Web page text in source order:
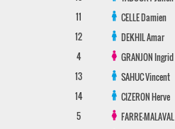
11
CELLEDamien
12
DEKHILAmar
4
GRANJONIngrid
13
SAHUCVincent
14
CIZERONHerve
5
FARRE-MALAVAL